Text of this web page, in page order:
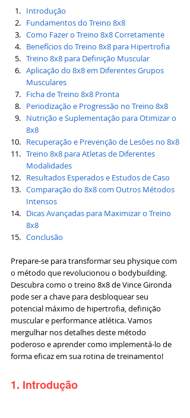
Introdução
Fundamentos do Treino 8x8
Como Fazer o Treino 8x8 Corretamente
Benefícios do Treino 8x8 para Hipertrofia
Treino 8x8 para Definição Muscular
Aplicação do 8x8 em Diferentes Grupos
Musculares
Ficha de Treino 8x8 Pronta
Periodização e Progressão no Treino 8x8
Nutrição e Suplementação para Otimizar o
8x8
Recuperação e Prevenção de Lesões no 8x8
Treino 8x8 para Atletas de Diferentes
Modalidades
Resultados Esperados e Estudos de Caso
Comparação do 8x8 com Outros Métodos
Intensos
Dicas Avançadas para Maximizar o Treino
8x8
Conclusão
Prepare-se para transformar seu physique com
o método que revolucionou o bodybuilding.
Descubra como o treino 8x8 de Vince Gironda
pode ser a chave para desbloquear seu
potencial máximo de hipertrofia, definição
muscular e performance atlética. Vamos
mergulhar nos detalhes deste método
poderoso e aprender como implementá-lo de
forma eficaz em sua rotina de treinamento!
1. Introdução